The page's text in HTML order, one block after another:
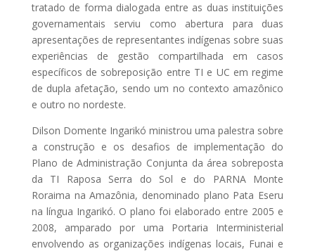
tratado de forma dialogada entre as duas instituições
governamentais serviu como abertura para duas
apresentações de representantes indígenas sobre suas
experiências de gestão compartilhada em casos
específicos de sobreposição entre TI e UC em regime
de dupla afetação, sendo um no contexto amazônico
e outro no nordeste.
Dilson Domente Ingarikó ministrou uma palestra sobre
a construção e os desafios de implementação do
Plano de Administração Conjunta da área sobreposta
da TI Raposa Serra do Sol e do PARNA Monte
Roraima na Amazônia, denominado plano Pata Eseru
na língua Ingarikó. O plano foi elaborado entre 2005 e
2008, amparado por uma Portaria Interministerial
envolvendo as organizações indígenas locais, Funai e